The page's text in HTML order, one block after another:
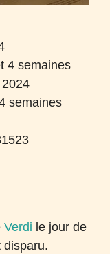
4 semaines
semaines
Verdi le jour de
disparu.